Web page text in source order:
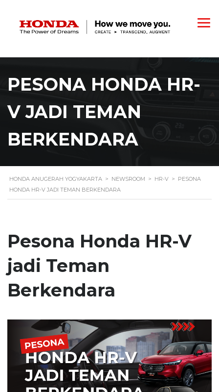
PESONA HONDA HR-
V JADI TEMAN
BERKENDARA
HONDA ANUGERAH YOGYAKARTA > NEWSROOM > HR-V > PESONA
HONDA HR-V JADI TEMAN BERKENDARA
Pesona Honda HR-V
jadi Teman
Berkendara